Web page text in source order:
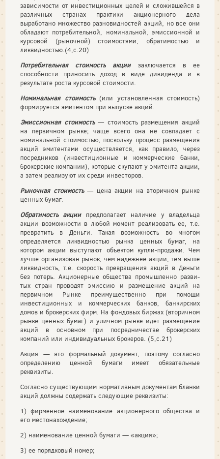
зависимости от инвести­ционных целей и сложившейся в
различных странах практики ак­ционерного дела
выработано множество разновидностей акций, но все они
обладают потребительной, номинальной, эмиссионной и
курсовой (рыночной) стоимостями, обратимостью и
ликвидностью.(4,с.20)
Потребительная стоимость акции заключается в ее
способно­сти приносить доход в виде дивиденда и в
результате роста курсо­вой стоимости.
Номинальная стоимость (или установленная стоимость)
фор­мируется эмитентом при выпуске акций.
Эмиссионная стоимость— стоимость размещения акций
на первичном рынке; чаще всего она не совпадает с
номинальной стоимостью, поскольку процесс размещения
акций эмитентами осуществляется, как правило, через
посредников (инвестицион­ные и коммерческие банки,
брокерские компании), которые ску­пают у эмитента акции,
а затем реализуют их среди инвесторов.
Рыночная стоимость— цена акции на вторичном рынке
цен­ных бумаг.
Обратимость акции предполагает наличие у владельца
акции возможности в любой момент реализовать ее, т.е.
превратить в Деньги. Такая возможность во многом
определяется ликвиднос­тью рынка ценных бумаг, на
котором акции выступают объектом купли-продажи. Чем
лучше организован рынок, чем надежнее акции, тем выше
ликвидность, т.е. скорость превращения акций в Деньги
без потерь. Акционерные общества промышленно разви­
тых стран проводят эмиссию и размещение акций на
первичном Рынке преимущественно при помощи
инвестиционных и коммер­ческих банков, банкирских
домов и брокерских фирм. На фондо­вых биржах (вторичном
рынке ценных бумаг) и уличном рынке идет размещение
акций в основном при посредничестве брокер­ских
компаний или индивидуальных брокеров. (5,с.21)
Акция — это формальный документ, поэтому согласно
определению ценной бумаги имеет обязательные
реквизиты.
Согласно существующим нормативным документам бланки
акций должны содержать следующие реквизиты:
1) фирменное наименование акционерного общества и
его местонахождение;
2) наименование ценной бумаги — «акция»;
3) ее порядковый номер;